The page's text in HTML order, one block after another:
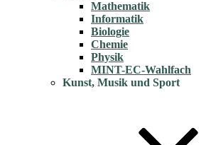
Mathematik
Informatik
Biologie
Chemie
Physik
MINT-EC-Wahlfach
Kunst, Musik und Sport